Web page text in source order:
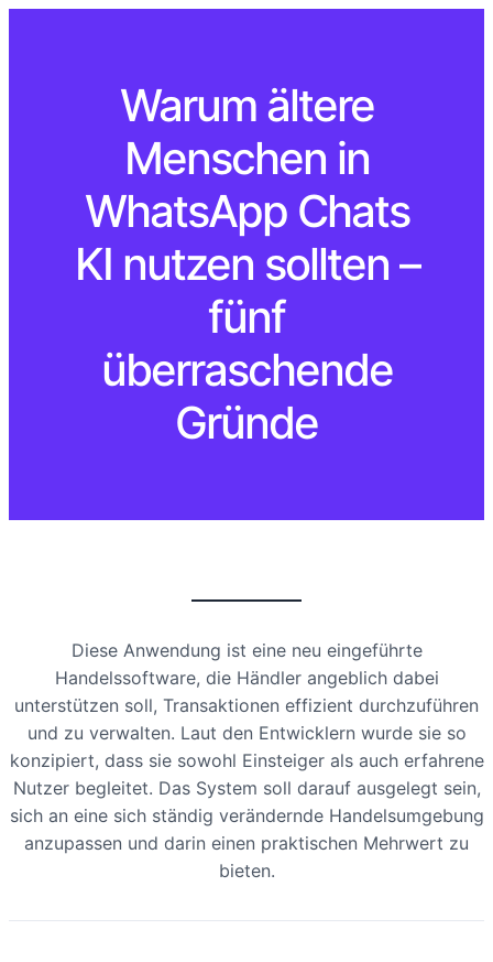
Warum ältere
Menschen in
WhatsApp Chats
KI nutzen sollten –
fünf
überraschende
Gründe
Diese Anwendung ist eine neu eingeführte
Handelssoftware, die Händler angeblich dabei
unterstützen soll, Transaktionen effizient durchzuführen
und zu verwalten. Laut den Entwicklern wurde sie so
konzipiert, dass sie sowohl Einsteiger als auch erfahrene
Nutzer begleitet. Das System soll darauf ausgelegt sein,
sich an eine sich ständig verändernde Handelsumgebung
anzupassen und darin einen praktischen Mehrwert zu
bieten.